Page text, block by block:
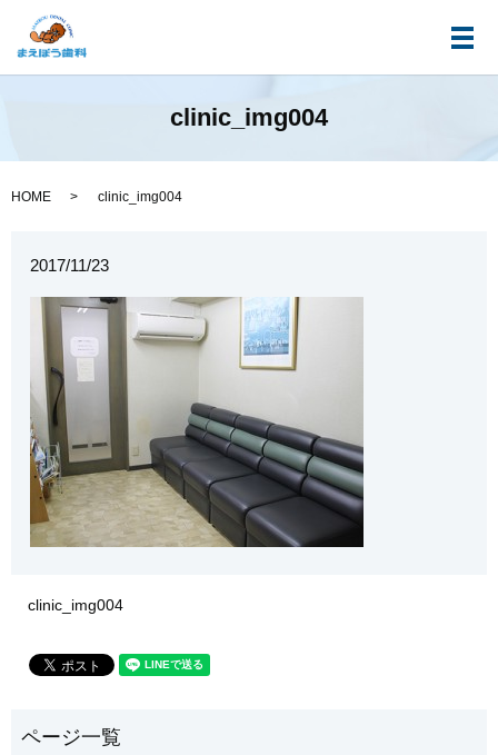
メ
clinic_img004
HOME clinic_img004
2017/11/23
clinic_img004